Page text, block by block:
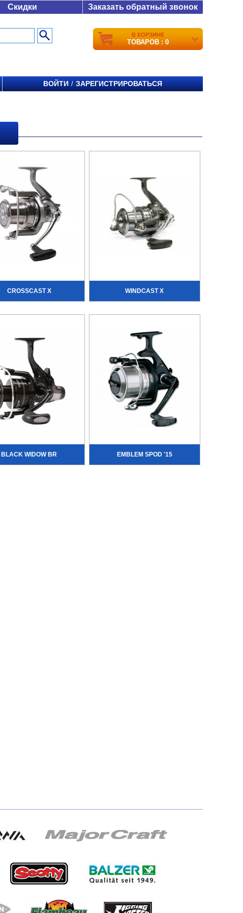
Скидки Заказать обратный звонок
В КОРЗИНЕ
ТОВАРОВ : 0
ВОЙТИ / ЗАРЕГИСТРИРОВАТЬСЯ
CROSSCAST X WINDCAST X
BLACK WIDOW BR EMBLEM SPOD '15